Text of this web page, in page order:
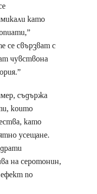
като
се свързват с
чувствона
съдържа
които
като
усещане.
на серотонин,
по